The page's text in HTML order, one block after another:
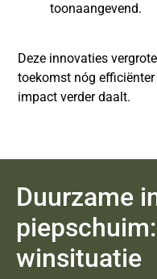
toonaangevend.
Deze innovaties
toekomst nóg
impact verder daalt.
Duurzame
winsituatie